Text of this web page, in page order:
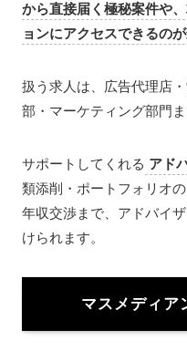
から直接届く極秘案件や
ョンにアクセスできるの
扱う求人は、広告代理店
部・マーケティング部門
サポートしてくれる アド
類添削・ポートフォリオ
年収交渉まで、アドバイ
けられます。
マスメディア